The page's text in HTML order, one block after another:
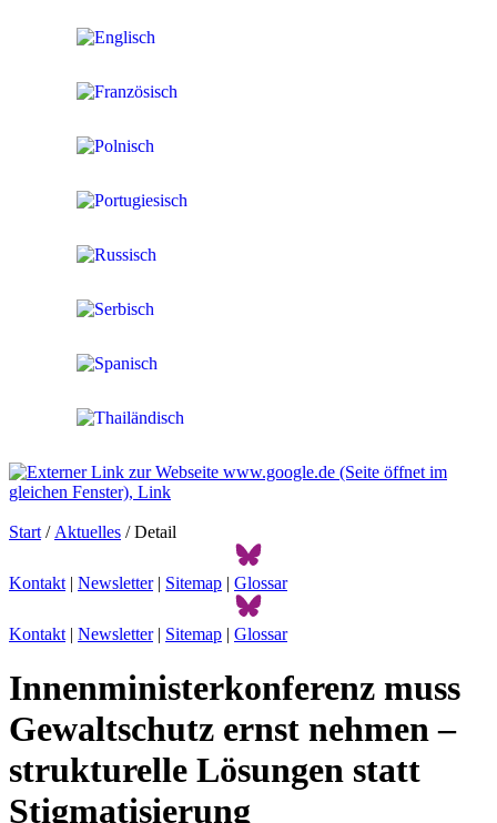
Start / Aktuelles / Detail
Kontakt | Newsletter| Sitemap | Glossar
Kontakt | Newsletter| Sitemap | Glossar
Innenministerkonferenz muss
Gewaltschutz ernst nehmen –
strukturelle Lösungen statt
Stigmatisierung